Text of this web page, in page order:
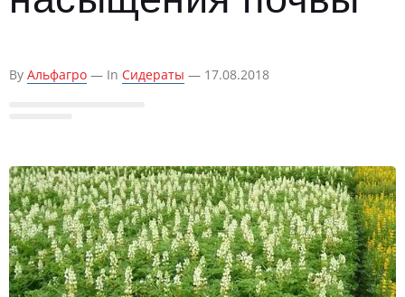
By Альфагро — In Сидераты — 17.08.2018